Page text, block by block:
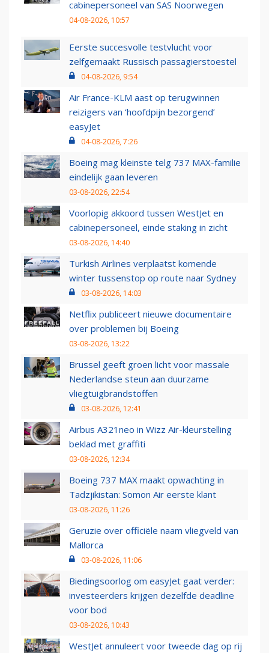
cabinepersoneel van SAS Noorwegen
04-08-2026, 10:57
Eerste succesvolle testvlucht voor
zelfgemaakt Russisch passagierstoestel
04-08-2026, 9:54
Air France-KLM aast op terugwinnen
reizigers van ‘hoofdpijn bezorgend’
easyJet
04-08-2026, 7:26
Boeing mag kleinste telg 737 MAX-familie
eindelijk gaan leveren
03-08-2026, 22:54
Voorlopig akkoord tussen WestJet en
cabinepersoneel, einde staking in zicht
03-08-2026, 14:40
Turkish Airlines verplaatst komende
winter tussenstop op route naar Sydney
03-08-2026, 14:03
Netflix publiceert nieuwe documentaire
over problemen bij Boeing
03-08-2026, 13:22
Brussel geeft groen licht voor massale
Nederlandse steun aan duurzame
vliegtuigbrandstoffen
03-08-2026, 12:41
Airbus A321neo in Wizz Air-kleurstelling
beklad met graffiti
03-08-2026, 12:34
Boeing 737 MAX maakt opwachting in
Tadzjikistan: Somon Air eerste klant
03-08-2026, 11:26
Geruzie over officiële naam vliegveld van
Mallorca
03-08-2026, 11:06
Biedingsoorlog om easyJet gaat verder:
investeerders krijgen dezelfde deadline
voor bod
03-08-2026, 10:43
WestJet annuleert voor tweede dag op rij